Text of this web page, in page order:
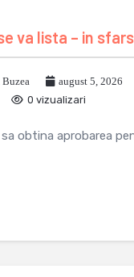
va lista – in
august 5, 2026
0 vizualizari
obtina aprobarea